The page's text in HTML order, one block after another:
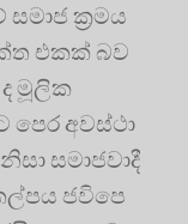
ක්‍රමය
එකක් බව
මූලික
අවස්ථා
සමාජවාදී
ජවිපෙ